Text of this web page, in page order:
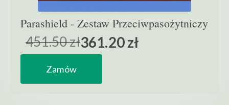
Parashield - Zestaw Przeciwpasożytniczy
451.50 zł361.20 zł
Zamów